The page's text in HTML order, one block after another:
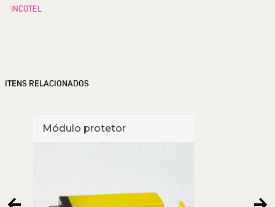
INCOTEL
ITENS RELACIONADOS
Módulo protetor